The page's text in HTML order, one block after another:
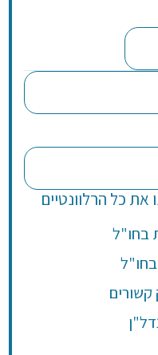
את כל הרלוונטיים
בחו"ל
קשורים